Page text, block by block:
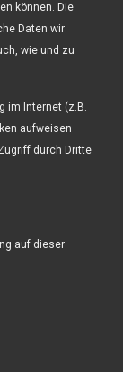
können. Die
Daten wir
wie und zu
im Internet (z.B.
aufweisen
durch Dritte
auf dieser